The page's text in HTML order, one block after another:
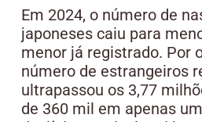
Em 2024, o número de
japoneses caiu para
menor já registrado. Por
número de estrangeiros
ultrapassou os 3,77
de 360 mil em apenas